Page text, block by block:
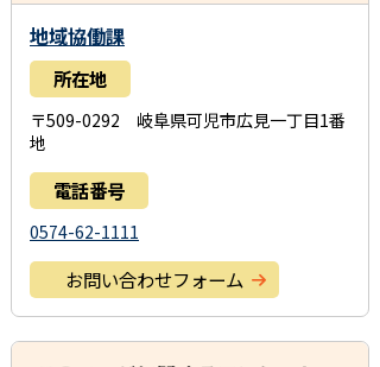
地域協働課
所在地
〒509-0292 岐阜県可児市広見一丁目1番
地
電話番号
0574-62-1111
お問い合わせフォーム